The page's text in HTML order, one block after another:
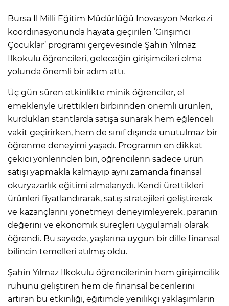
Bursa İl Milli Eğitim Müdürlüğü İnovasyon Merkezi
koordinasyonunda hayata geçirilen ’Girişimci
Çocuklar’ programı çerçevesinde Şahin Yılmaz
İlkokulu öğrencileri, geleceğin girişimcileri olma
yolunda önemli bir adım attı.
Üç gün süren etkinlikte minik öğrenciler, el
emekleriyle ürettikleri birbirinden önemli ürünleri,
kurdukları stantlarda satışa sunarak hem eğlenceli
vakit geçirirken, hem de sınıf dışında unutulmaz bir
öğrenme deneyimi yaşadı. Programın en dikkat
çekici yönlerinden biri, öğrencilerin sadece ürün
satışı yapmakla kalmayıp aynı zamanda finansal
okuryazarlık eğitimi almalarıydı. Kendi ürettikleri
ürünleri fiyatlandırarak, satış stratejileri geliştirerek
ve kazançlarını yönetmeyi deneyimleyerek, paranın
değerini ve ekonomik süreçleri uygulamalı olarak
öğrendi. Bu sayede, yaşlarına uygun bir dille finansal
bilincin temelleri atılmış oldu.
Şahin Yılmaz İlkokulu öğrencilerinin hem girişimcilik
ruhunu geliştiren hem de finansal becerilerini
artıran bu etkinliği, eğitimde yenilikçi yaklaşımların